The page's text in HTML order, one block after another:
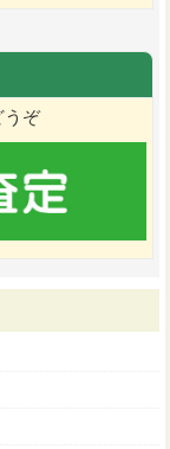
うぞ